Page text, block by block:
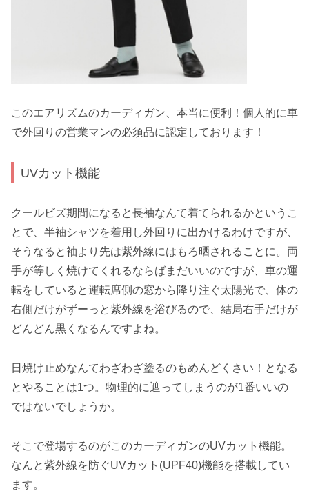
このエアリズムのカーディガン、本当に便利！個人的に車
で外回りの営業マンの必須品に認定しております！
UVカット機能
クールビズ期間になると長袖なんて着てられるかというこ
とで、半袖シャツを着用し外回りに出かけるわけですが、
そうなると袖より先は紫外線にはもろ晒されることに。両
手が等しく焼けてくれるならばまだいいのですが、車の運
転をしていると運転席側の窓から降り注ぐ太陽光で、体の
右側だけがずーっと紫外線を浴びるので、結局右手だけが
どんどん黒くなるんですよね。
日焼け止めなんてわざわざ塗るのもめんどくさい！となる
とやることは1つ。物理的に遮ってしまうのが1番いいの
ではないでしょうか。
そこで登場するのがこのカーディガンのUVカット機能。
なんと紫外線を防ぐUVカット(UPF40)機能を搭載してい
ます。